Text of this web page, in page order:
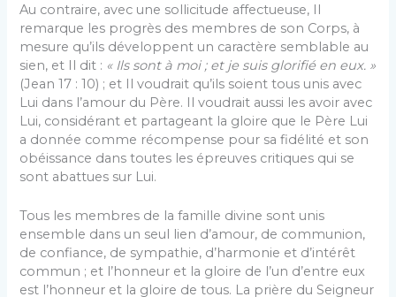
Au contraire, avec une sollicitude affectueuse, Il
remarque les progrès des membres de son Corps, à
mesure qu’ils développent un caractère semblable au
sien, et Il dit : « Ils sont à moi ; et je suis glorifié en eux. »
(Jean 17 : 10) ; et Il voudrait qu’ils soient tous unis avec
Lui dans l’amour du Père. Il voudrait aussi les avoir avec
Lui, considérant et partageant la gloire que le Père Lui
a donnée comme récompense pour sa fidélité et son
obéissance dans toutes les épreuves critiques qui se
sont abattues sur Lui.
Tous les membres de la famille divine sont unis
ensemble dans un seul lien d’amour, de communion,
de confiance, de sympathie, d’harmonie et d’intérêt
commun ; et l’honneur et la gloire de l’un d’entre eux
est l’honneur et la gloire de tous. La prière du Seigneur